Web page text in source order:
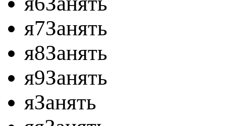
я7Занять
я8Занять
я9Занять
яЗанять